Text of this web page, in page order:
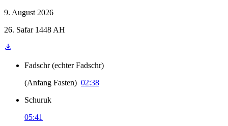
9. August 2026
26. Safar 1448 AH
Fadschr (echter Fadschr)
(Anfang Fasten) 02:38
Schuruk
05:41